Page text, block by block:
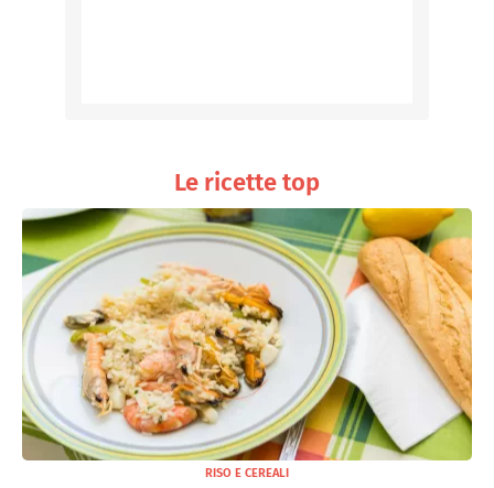
Le ricette top
RISO E CEREALI